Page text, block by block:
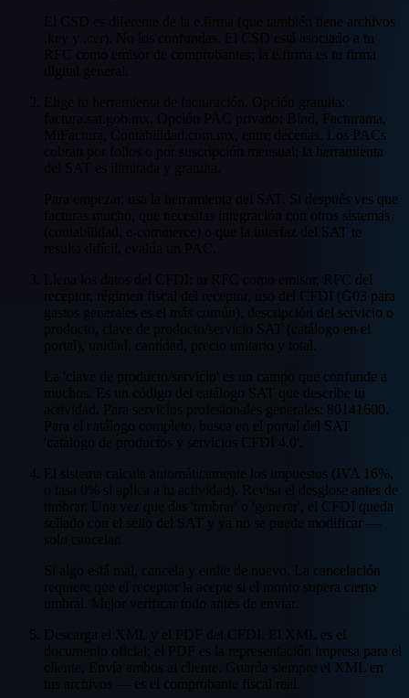
El CSD es diferente de la e.firma (que también tiene archivos
.key y .cer). No los confundas. El CSD está asociado a tu
RFC como emisor de comprobantes; la e.firma es tu firma
Elige tu herramienta de facturación. Opción gratuita:
factura.sat.gob.mx. Opción PAC privado: Bind, Facturama,
MiFactura, Contabilidad.com.mx, entre decenas. Los PACs
cobran por folios o por suscripción mensual; la herramienta
Para empezar, usa la herramienta del SAT. Si después ves que
facturas mucho, que necesitas integración con otros sistemas
(contabilidad, e-commerce) o que la interfaz del SAT te
Llena los datos del CFDI: tu RFC como emisor, RFC del
receptor, régimen fiscal del receptor, uso del CFDI (G03 para
gastos generales es el más común), descripción del servicio o
producto, clave de producto/servicio SAT (catálogo en el
portal), unidad, cantidad, precio unitario y total.
La 'clave de producto/servicio' es un campo que confunde a
muchos. Es un código del catálogo SAT que describe tu
actividad. Para servicios profesionales generales: 80141600.
Para el catálogo completo, busca en el portal del SAT
'catálogo de productos y servicios CFDI 4.0'.
El sistema calcula automáticamente los impuestos (IVA 16%,
o tasa 0% si aplica a tu actividad). Revisa el desglose antes de
timbrar. Una vez que das 'timbrar' o 'generar', el CFDI queda
sellado con el sello del SAT y ya no se puede modificar —
Si algo está mal, cancela y emite de nuevo. La cancelación
requiere que el receptor la acepte si el monto supera cierto
Descarga el XML y el PDF del CFDI. El XML es el
documento oficial; el PDF es la representación impresa para el
cliente. Envía ambos al cliente. Guarda siempre el XML en